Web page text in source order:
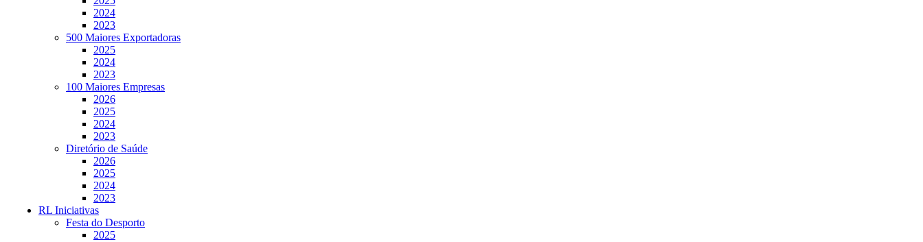
2024
2023
500 Maiores Exportadoras
2025
2024
2023
100 Maiores Empresas
2026
2025
2024
2023
Diretório de Saúde
2026
2025
2024
2023
RL Iniciativas
Festa do Desporto
2025